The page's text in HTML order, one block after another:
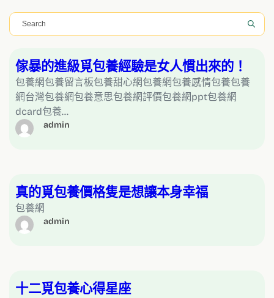
傢暴的進級覓包養經驗是女人慣出來的！
包養網包養留言板包養甜心網包養網包養感情包養包養
網台灣包養網包養意思包養網評價包養網ppt包養網
dcard包養…
admin
真的覓包養價格隻是想讓本身幸福
包養網
admin
十二覓包養心得星座
搜
尋